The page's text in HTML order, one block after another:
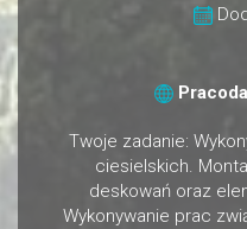
Twoje zadanie:
ciesielskich.
deskowań oraz
Wykonywanie prac